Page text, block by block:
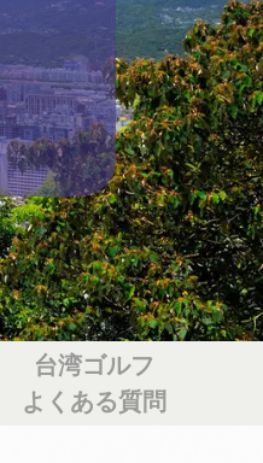
台湾ゴルフ
よくある質問